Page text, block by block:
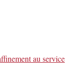
au service